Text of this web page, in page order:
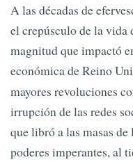
A las décadas de
el crepúsculo de la vida
magnitud que impactó
económica de Reino
mayores revoluciones
irrupción de las redes
que libró a las masas
poderes imperantes, al